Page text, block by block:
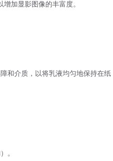
加显影图像的丰富度。
和介质，以将乳液均匀地保持在纸
。